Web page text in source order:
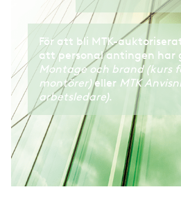
För att bli MTK-
att personal antingen har
Montage och brand (kurs
montörer)eller MTK
arbetsledare).